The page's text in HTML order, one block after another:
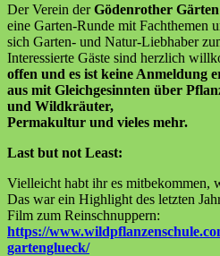
Der Verein derGödenrother Gärten
eine Garten-Runde mit Fachthemen
sich Garten- und Natur-Liebhaber
Interessierte Gäste sind herzlich
offen und es ist keine Anmeldung
aus mit Gleichgesinnten über
und Wildkräuter,
Permakultur und vieles mehr.
Last but not Least:
Vielleicht habt ihr es mitbekommen,
Das war ein Highlight des letzten
Film zum Reinschnuppern:
https://www.
gartenglueck/